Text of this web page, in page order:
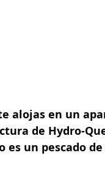
alojas en un
de Hydro-
es un pescado